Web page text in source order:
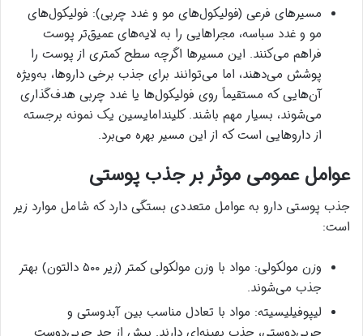
مسیرهای فرعی (فولیکول‌های مو و غدد چربی): فولیکول‌های
مو و غدد سباسه، مجراهایی را به لایه‌های عمیق‌تر پوست
فراهم می‌کنند. این مسیرها اگرچه سطح کمتری از پوست را
پوشش می‌دهند، اما می‌توانند برای جذب برخی داروها، به‌ویژه
آن‌هایی که مستقیماً روی فولیکول‌ها یا غدد چربی هدف‌گذاری
می‌شوند، بسیار مهم باشند. کلیندامایسین یک نمونه برجسته
از داروهایی است که از این مسیر بهره می‌برد.
عوامل عمومی موثر بر جذب پوستی
جذب پوستی دارو به عوامل متعددی بستگی دارد که شامل موارد زیر
است:
وزن مولکولی: مواد با وزن مولکولی کمتر (زیر ۵۰۰ دالتون) بهتر
جذب می‌شوند.
لیپوفیلیسیته: مواد با تعادل مناسب بین آبدوستی و